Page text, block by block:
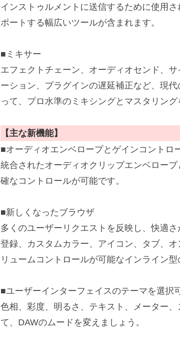
インストゥルメントに送信するために使用
ポートする幅広いツールが含まれます。
■ミキサー
エフェクトチェーン、オーディオセンド、
ーション、プラグインの遅延補正など、現
って、プロ水準のミキシングとマスタリング
【主な新機能】
■オーディオエンベロープとゲインコントロ
統合されたオーディオクリップエンベロー
確なコントロールが可能です。
■新しくなったブラウザ
多くのユーザーリクエストを反映し、快適
登録、カスタムカラー、アイコン、タブ、
リュームコントロールが可能なインライン
■ユーザーインターフェイスのテーマを選択
色相、彩度、明るさ、テキスト、メーター
て、DAWのムードを変えましょう。